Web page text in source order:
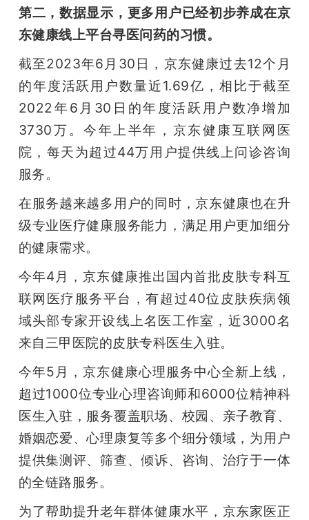
第二，数据显示，更多用户已经初步养成在京
东健康线上平台寻医问药的习惯。
截至2023年6月30日，京东健康过去12个月
的年度活跃用户数量近1.69亿，相比于截至
2022年6月30日的年度活跃用户数净增加
3730万。今年上半年，京东健康互联网医
院，每天为超过44万用户提供线上问诊咨询
服务。
在服务越来越多用户的同时，京东健康也在升
级专业医疗健康服务能力，满足用户更加细分
的健康需求。
今年4月，京东健康推出国内首批皮肤专科互
联网医疗服务平台，有超过40位皮肤疾病领
域头部专家开设线上名医工作室，近3000名
来自三甲医院的皮肤专科医生入驻。
今年5月，京东健康心理服务中心全新上线，
超过1000位专业心理咨询师和6000位精神科
医生入驻，服务覆盖职场、校园、亲子教育、
婚姻恋爱、心理康复等多个细分领域，为用户
提供集测评、筛查、倾诉、咨询、治疗于一体
的全链路服务。
为了帮助提升老年群体健康水平，京东家医正